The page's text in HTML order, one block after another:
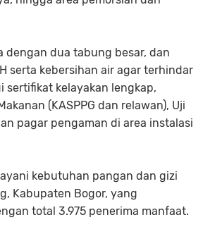
dengan dua tabung besar, dan
serta kebersihan air agar terhindar
kelayakan lengkap,
(KASPPG dan relawan), Uji
pagar pengaman di area instalasi
kebutuhan pangan dan gizi
Kabupaten Bogor, yang
total 3.975 penerima manfaat.